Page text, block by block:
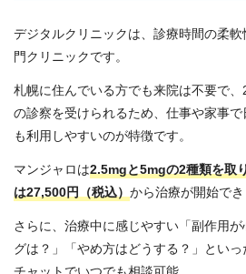
デジタルクリニックは、診療時間の柔
門クリニックです。
札幌に住んでいる方でも来院は不要で
の診察を受けられるため、仕事や家事
も利用しやすいのが特徴です。
マンジャロは2.5mgと5mgの2種類を取
は27,500円（税込） から治療が開始でき
さらに、治療中に感じやすい「副作用
グは？」「やめ方はどうする？」とい